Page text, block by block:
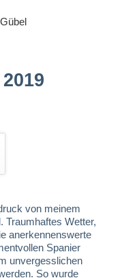
von meinem
Traumhaftes Wetter,
anerkennenswerte
Spanier
unvergesslichen
So wurde